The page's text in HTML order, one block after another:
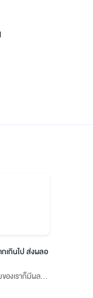
เกินไป ส่งผลอ
องเราก็มีผลกับ